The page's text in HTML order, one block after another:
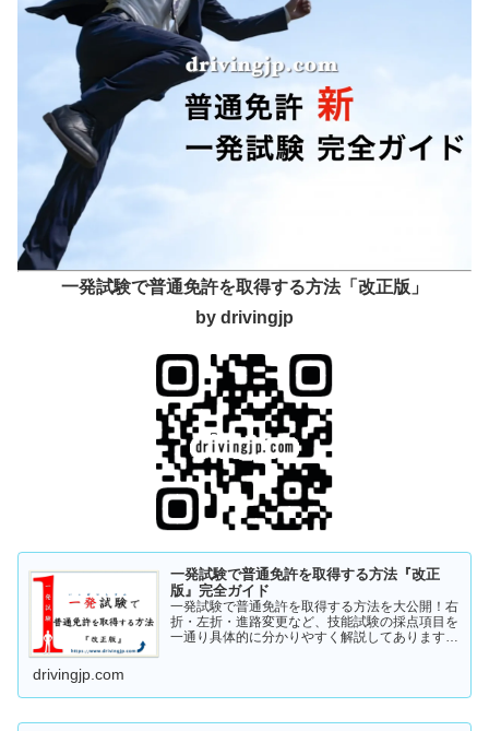
一発試験で普通免許を取得する方法「改正版」
by drivingjp
一発試験で普通免許を取得する方法『改正
版』完全ガイド
一発試験で普通免許を取得する方法を大公開！右
折・左折・進路変更など、技能試験の採点項目を
一通り具体的に分かりやすく解説してあります。
drivingjp.com